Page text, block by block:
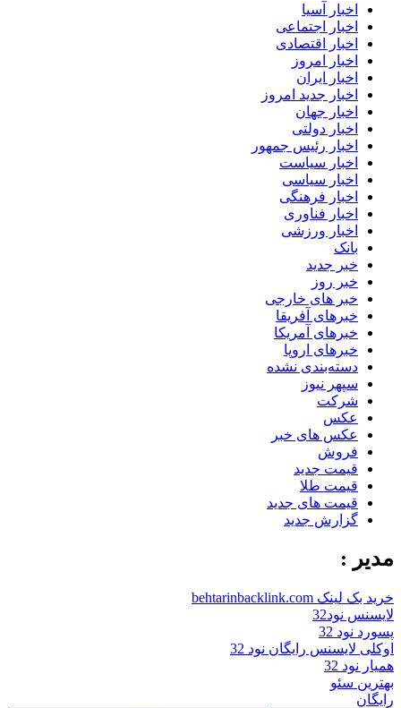
اخبار آسیا
اخبار اجتماعی
اخبار اقتصادی
اخبار امروز
اخبار ایران
اخبار جدید امروز
اخبار جهان
اخبار دولتی
اخبار رئیس جمهور
اخبار سیاست
اخبار سیاسی
اخبار فرهنگی
اخبار فناوری
اخبار ورزشی
بانک
خبر جدید
خبر روز
خبر های خارجی
خبرهای آفریقا
خبرهای آمریکا
خبرهای اروپا
دسته‌بندی نشده
سپهر نیوز
شرکت
عکس
عکس های خبر
فروش
قیمت جدید
قیمت طلا
قیمت های جدید
گزارش جدید
مدیر :
خرید بک لینک behtarinbacklink.com
لایسنس نود32
پسورد نود 32
اوکلی لایسنس رایگان نود 32
همیار نود 32
بهترین سئو
رایگان